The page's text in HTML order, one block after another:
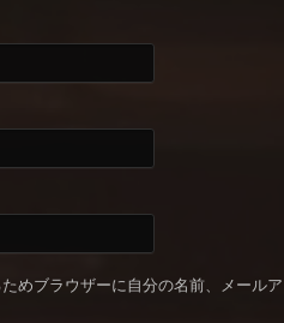
めブラウザーに自分の名前、メール